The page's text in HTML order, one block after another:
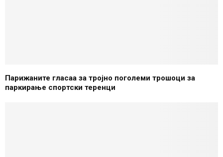
Парижаните гласаа за тројно поголеми трошоци за
паркирање спортски теренци